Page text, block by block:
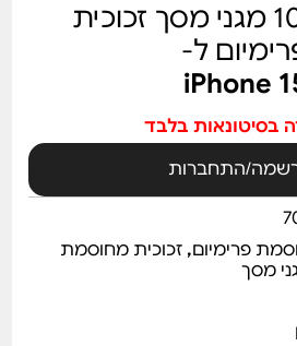
מארז של 10 מגני מסך זכוכית
ל-
iPhone
בסיטונאות בלבד
התחברות
פרימיום,זכוכית מחוסמת
מסך